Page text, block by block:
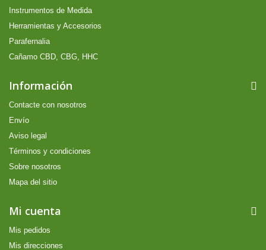
Instrumentos de Medida
Herramientas y Accesorios
Parafernalia
Cañamo CBD, CBG, HHC
Información
Contacte con nosotros
Envío
Aviso legal
Términos y condiciones
Sobre nosotros
Mapa del sitio
Mi cuenta
Mis pedidos
Mis direcciones